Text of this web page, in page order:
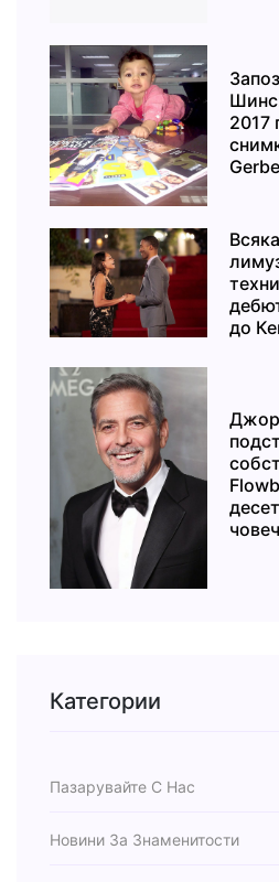
2017
до
Категории
Пазарувайте С Нас
Новини За Знаменитости